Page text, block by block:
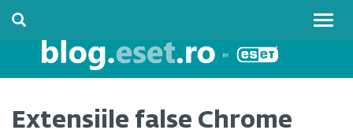
Extensiile false Chrome